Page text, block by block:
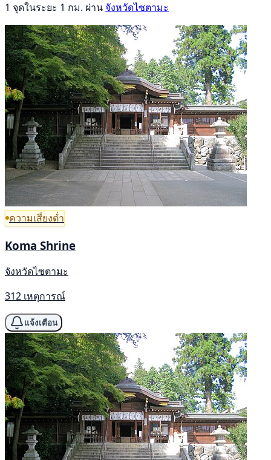
1 จุดในระยะ 1 กม. ผ่าน จังหวัดไซตามะ
ความเสี่ยงต่ำ
Koma Shrine
จังหวัดไซตามะ
312 เหตุการณ์
แจ้งเตือน